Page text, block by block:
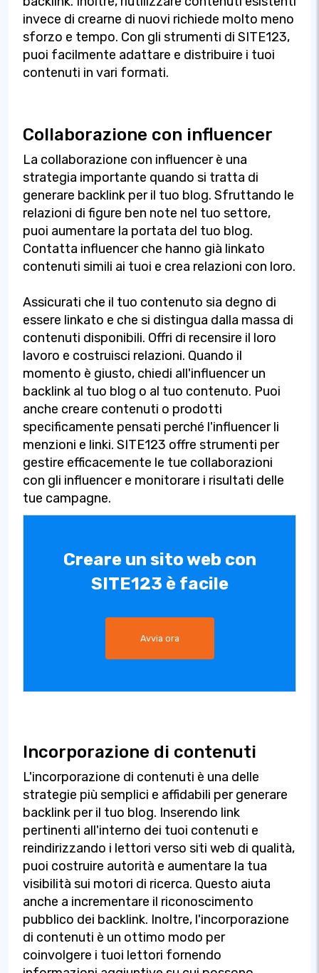
invece di crearne di nuovi richiede molto meno
sforzo e tempo. Con gli strumenti di SITE123,
puoi facilmente adattare e distribuire i tuoi
contenuti in vari formati.
Collaborazione con influencer
La collaborazione con influencer è una
strategia importante quando si tratta di
generare backlink per il tuo blog. Sfruttando le
relazioni di figure ben note nel tuo settore,
puoi aumentare la portata del tuo blog.
Contatta influencer che hanno già linkato
contenuti simili ai tuoi e crea relazioni con loro.
Assicurati che il tuo contenuto sia degno di
essere linkato e che si distingua dalla massa di
contenuti disponibili. Offri di recensire il loro
lavoro e costruisci relazioni. Quando il
momento è giusto, chiedi all'influencer un
backlink al tuo blog o al tuo contenuto. Puoi
anche creare contenuti o prodotti
specificamente pensati perché l'influencer li
menzioni e linki. SITE123 offre strumenti per
gestire efficacemente le tue collaborazioni
con gli influencer e monitorare i risultati delle
tue campagne.
Creare un sito web con
SITE123 è facile
Avvia ora
Incorporazione di contenuti
L'incorporazione di contenuti è una delle
strategie più semplici e affidabili per generare
backlink per il tuo blog. Inserendo link
pertinenti all'interno dei tuoi contenuti e
reindirizzando i lettori verso siti web di qualità,
puoi costruire autorità e aumentare la tua
visibilità sui motori di ricerca. Questo aiuta
anche a incrementare il riconoscimento
pubblico dei backlink. Inoltre, l'incorporazione
di contenuti è un ottimo modo per
coinvolgere i tuoi lettori fornendo